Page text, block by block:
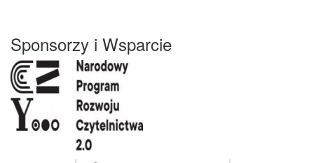
Sponsorzy i Wsparcie